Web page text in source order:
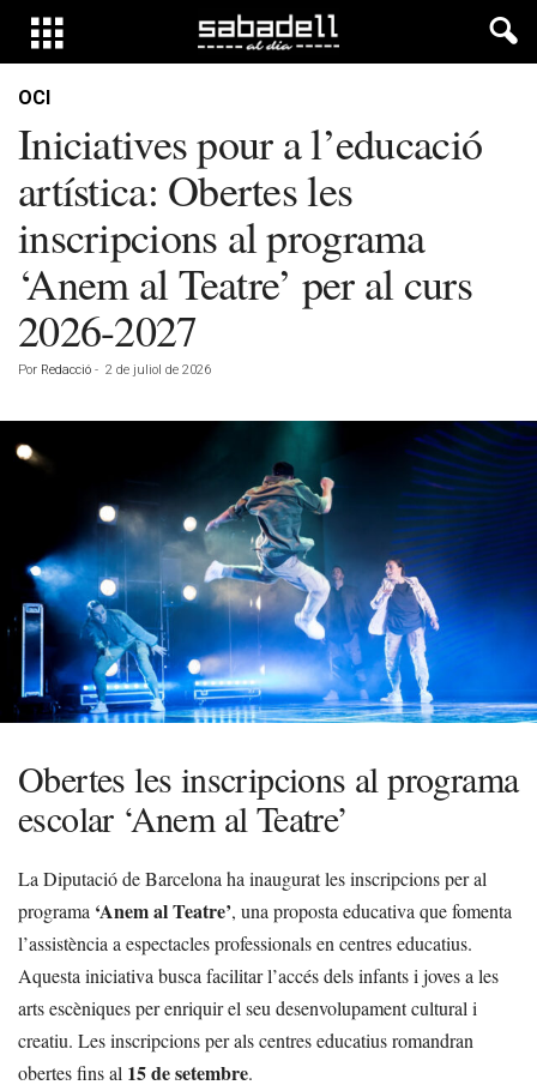
OCI
Iniciatives pour a l’educació
artística: Obertes les
inscripcions al programa
‘Anem al Teatre’ per al curs
2026-2027
Por Redacció - 2 de juliol de 2026
Obertes les inscripcions al programa
escolar ‘Anem al Teatre’
La Diputació de Barcelona ha inaugurat les inscripcions per al
programa ‘Anem al Teatre’, una proposta educativa que fomenta
l’assistència a espectacles professionals en centres educatius.
Aquesta iniciativa busca facilitar l’accés dels infants i joves a les
arts escèniques per enriquir el seu desenvolupament cultural i
creatiu. Les inscripcions per als centres educatius romandran
obertes fins al 15 de setembre.